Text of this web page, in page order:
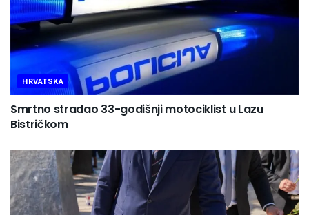
HRVATSKA
Smrtno stradao 33-godišnji motociklist u Lazu
Bistričkom